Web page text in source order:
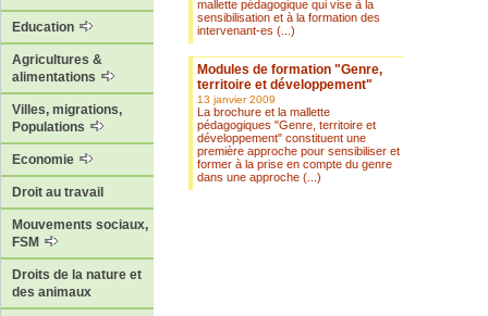
Education
Agricultures &
alimentations
Villes, migrations,
Populations
Economie
Droit au travail
Mouvements sociaux,
FSM
Droits de la nature et
des animaux
mallette pédagogique qui vise à la
sensibilisation et à la formation des
intervenant-es (...)
Modules de formation "Genre,
territoire et développement"
13 janvier 2009
La brochure et la mallette
pédagogiques "Genre, territoire et
développement" constituent une
première approche pour sensibiliser et
former à la prise en compte du genre
dans une approche (...)